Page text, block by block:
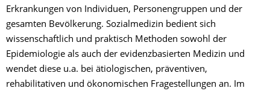
Erkrankungen von Individuen, Personengruppen und der
gesamten Bevölkerung. Sozialmedizin bedient sich
wissenschaftlich und praktisch Methoden sowohl der
Epidemiologie als auch der evidenzbasierten Medizin und
wendet diese u.a. bei ätiologischen, präventiven,
rehabilitativen und ökonomischen Fragestellungen an. Im